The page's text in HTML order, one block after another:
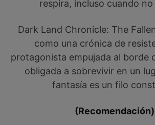
respira, incluso cuando no
Dark Land Chronicle: The
como una crónica de
protagonista empujada al borde
obligada a sobrevivir en un
fantasía es un filo
(Recomendación)